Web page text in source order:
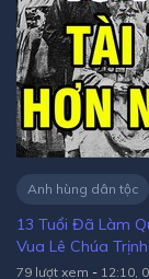
Anh hùng dân tộc
13 Tuổi Đã Làm
Vua Lê Chúa Trịnh
79 lượt xem - 12:10,